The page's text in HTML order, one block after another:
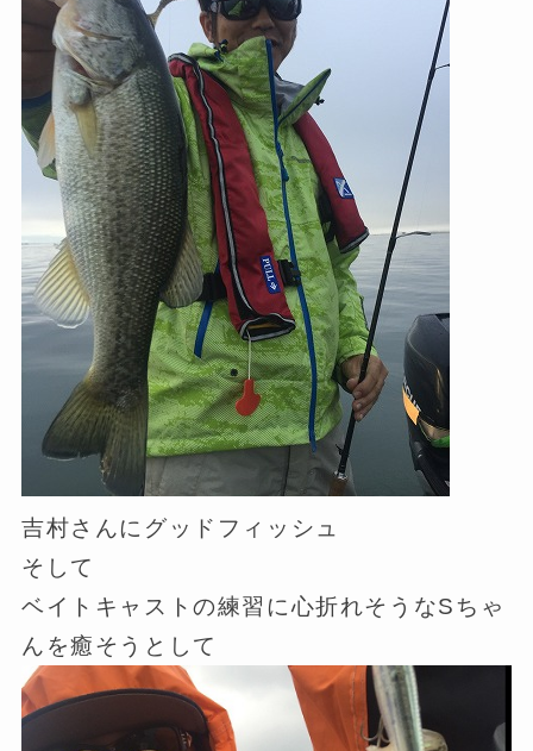
吉村さんにグッドフィッシュ
そして
ベイトキャストの練習に心折れそうなSちゃ
んを癒そうとして